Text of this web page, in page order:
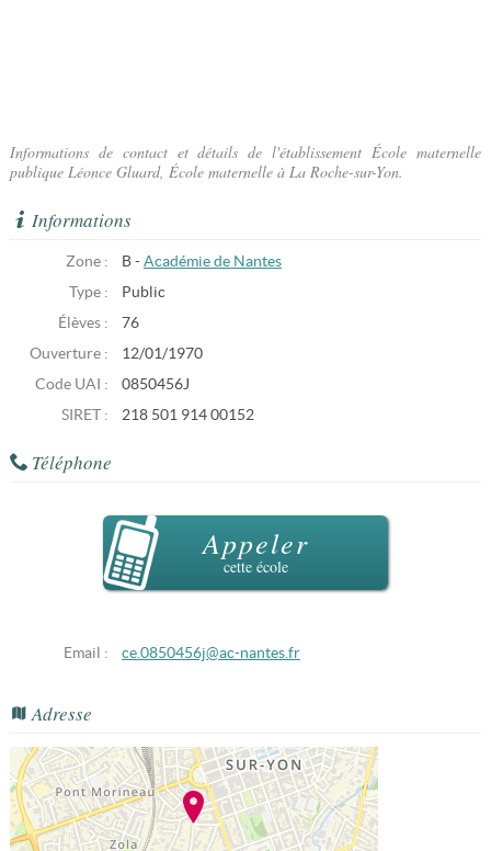
Informations de contact et détails de l'établissement École maternelle
publique Léonce Gluard, École maternelle à La Roche-sur-Yon.
Informations
Zone : B - Académie de Nantes
Type :
Public
Élèves :
76
Ouverture :
12/01/1970
Code UAI :
0850456J
SIRET :
218 501 914 00152
Téléphone
Appeler
cette école
Email : ce.0850456j@ac-nantes.fr
Adresse